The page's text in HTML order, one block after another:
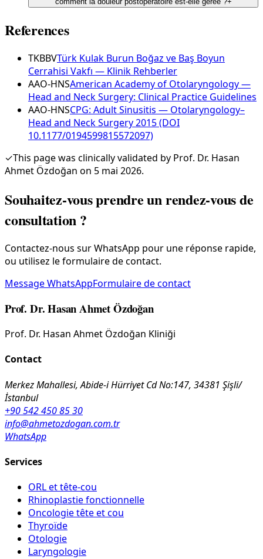
References
TKBBVTürk Kulak Burun Boğaz ve Baş Boyun
Cerrahisi Vakfı — Klinik Rehberler
AAO-HNSAmerican Academy of Otolaryngology —
Head and Neck Surgery: Clinical Practice Guidelines
AAO-HNSCPG: Adult Sinusitis — Otolaryngology–
Head and Neck Surgery 2015 (DOI
10.1177/0194599815572097)
✓This page was clinically validated by Prof. Dr. Hasan
Ahmet Özdoğan on 5 mai 2026.
Souhaitez-vous prendre un rendez-vous de
consultation ?
Contactez-nous sur WhatsApp pour une réponse rapide,
ou utilisez le formulaire de contact.
Message WhatsAppFormulaire de contact
Prof. Dr. Hasan Ahmet Özdoğan
Prof. Dr. Hasan Ahmet Özdoğan Kliniği
Contact
Merkez Mahallesi, Abide-i Hürriyet Cd No:147, 34381 Şişli/
İstanbul
+90 542 450 85 30
info@ahmetozdogan.com.tr
WhatsApp
Services
ORL et tête-cou
Rhinoplastie fonctionnelle
Oncologie tête et cou
Thyroïde
Otologie
Laryngologie